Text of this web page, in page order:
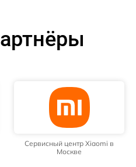
Сервисный центр Xiaomi в
Москве